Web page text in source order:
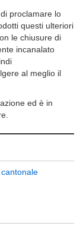
proclamare lo
questi ulteriori
le chiusure di
incanalato
al meglio il
ed è in